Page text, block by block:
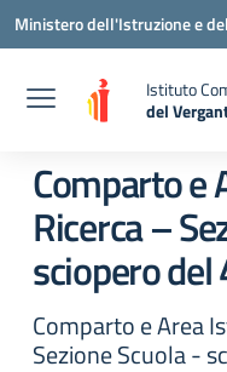
Vai ai contenuti
Vai al menu di navigazione
Vai al footer
Ministero dell'Istruzione e
Istituto
del
— Visita la
Comparto e
Ricerca –
sciopero
Comparto e Area
Sezione Scuola -